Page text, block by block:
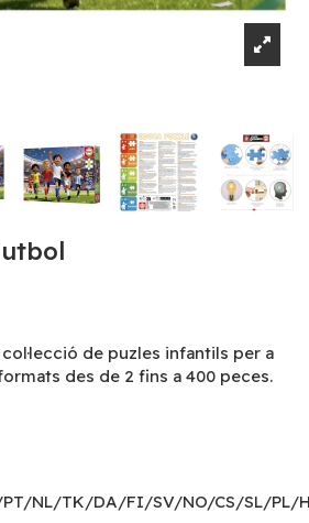
de puzles infantils per a
des de 2 fins a 400 peces.
NL/TK/DA/FI/SV/NO/CS/SL/PL/